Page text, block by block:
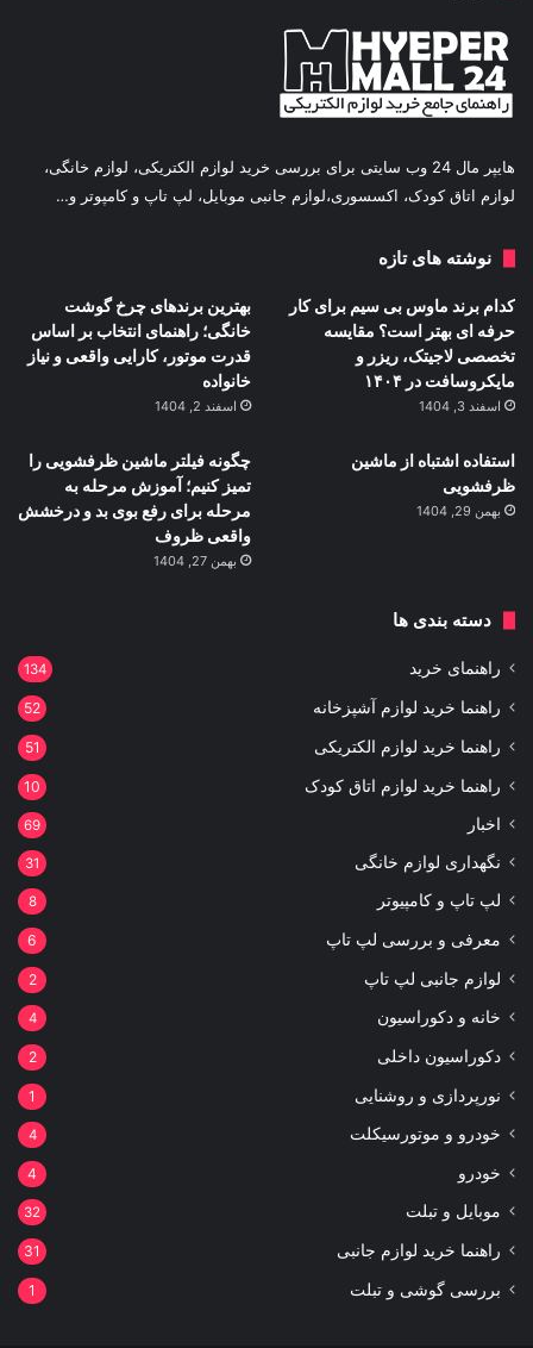
هایپر مال 24 وب سایتی برای بررسی خرید لوازم الکتریکی، لوازم خانگی،
لوازم اتاق کودک، اکسسوری،لوازم جانبی موبایل، لپ تاپ و کامپوتر و…
نوشته های تازه
کدام برند ماوس بی سیم برای کار
حرفه ای بهتر است؟ مقایسه
تخصصی لاجیتک، ریزر و
مایکروسافت در ۱۴۰۴
اسفند 3, 1404
بهترین برندهای چرخ گوشت
خانگی؛ راهنمای انتخاب بر اساس
قدرت موتور، کارایی واقعی و نیاز
خانواده
اسفند 2, 1404
استفاده اشتباه از ماشین
ظرفشویی
بهمن 29, 1404
چگونه فیلتر ماشین ظرفشویی را
تمیز کنیم؛ آموزش مرحله به
مرحله برای رفع بوی بد و درخشش
واقعی ظروف
بهمن 27, 1404
دسته بندی ها
راهنمای خرید 134
راهنما خرید لوازم آشپزخانه 52
راهنما خرید لوازم الکتریکی 51
راهنما خرید لوازم اتاق کودک 10
اخبار 69
نگهداری لوازم خانگی 31
لپ تاپ و کامپیوتر 8
معرفی و بررسی لپ تاپ 6
لوازم جانبی لپ تاپ 2
خانه و دکوراسیون 4
دکوراسیون داخلی 2
نورپردازی و روشنایی 1
خودرو و موتورسیکلت 4
خودرو 4
موبایل و تبلت 32
راهنما خرید لوازم جانبی 31
بررسی گوشی و تبلت 1